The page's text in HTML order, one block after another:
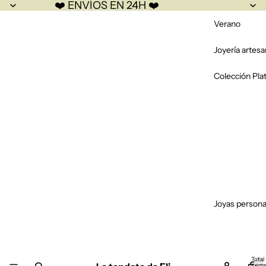
❤️ ENVÍOS EN 24H ❤️
Verano
Joyería
Colección
Joyas
Total